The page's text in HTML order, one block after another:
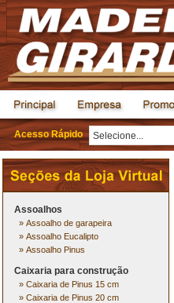
Acesso Rápido
Assoalhos
» Assoalho de garapeira
» Assoalho Eucalipto
» Assoalho Pinus
Caixaria para construção
» Caixaria de Pinus 15 cm
» Caixaria de Pinus 20 cm